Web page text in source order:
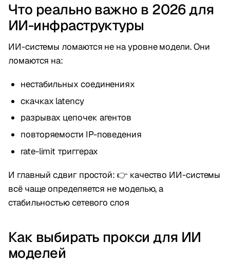
Что реально важно в 2026 для
ИИ-инфраструктуры
ИИ-системы ломаются не на уровне модели. Они
ломаются на:
нестабильных соединениях
скачках latency
разрывах цепочек агентов
повторяемости IP-поведения
rate-limit триггерах
И главный сдвиг простой: 👉 качество ИИ-системы
всё чаще определяется не моделью, а
стабильностью сетевого слоя
Как выбирать прокси для ИИ
моделей